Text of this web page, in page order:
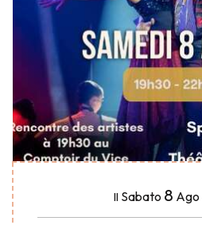
Il Sabato 8 Ago